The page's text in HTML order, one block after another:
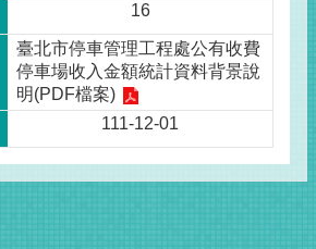
16
臺北市停車管理工程處公有收費
停車場收入金額統計資料背景說
明(PDF檔案)
111-12-01